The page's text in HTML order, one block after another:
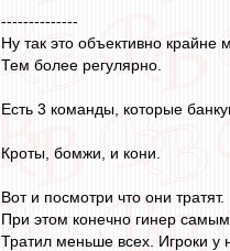
--------------
Ну так это объективно
Тем более регулярно.
Есть 3 команды, которые
Кроты, бомжи, и кони.
Вот и посмотри что они тратят.
При этом конечно гинер
Тратил меньше всех. Игроки у